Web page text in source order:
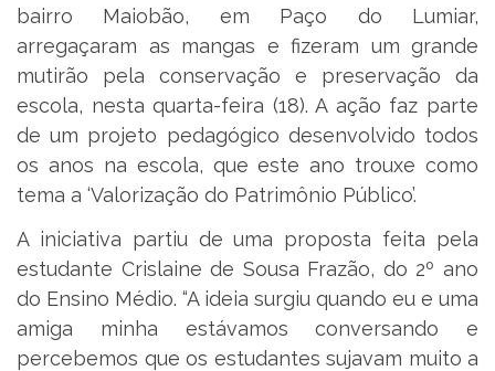
bairro Maiobão, em Paço do Lumiar,
arregaçaram as mangas e fizeram um grande
mutirão pela conservação e preservação da
escola, nesta quarta-feira (18). A ação faz parte
de um projeto pedagógico desenvolvido todos
os anos na escola, que este ano trouxe como
tema a ‘Valorização do Patrimônio Público’.
A iniciativa partiu de uma proposta feita pela
estudante Crislaine de Sousa Frazão, do 2º ano
do Ensino Médio. “A ideia surgiu quando eu e uma
amiga minha estávamos conversando e
percebemos que os estudantes sujavam muito a